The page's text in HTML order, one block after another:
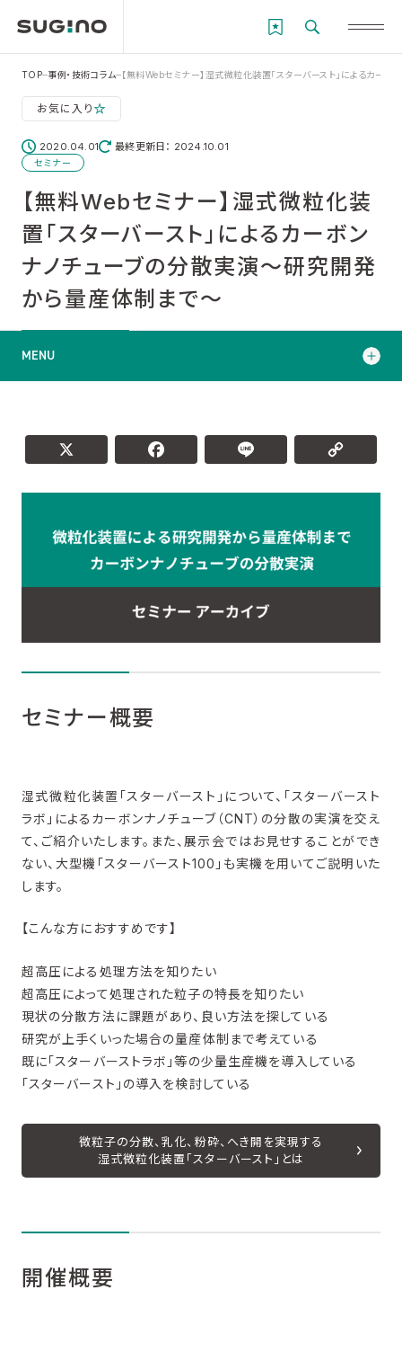
TOP 事例・技術コラム 【無料Webセミナー】湿式微粒化装置「スターバースト」によるカー
お気に入り
2020.04.01 最終更新日： 2024.10.01
セミナー
【無料Webセミナー】湿式微粒化装
置「スターバースト」によるカーボン
ナノチューブの分散実演～研究開発
から量産体制まで～
MENU
開催概要
セミナー概要
湿式微粒化装置「スターバースト」について、「スターバースト
ラボ」によるカーボンナノチューブ（CNT）の分散の実演を交え
て、ご紹介いたします。また、展示会ではお見せすることができ
ない、大型機「スターバースト100」も実機を用いてご説明いた
します。
【こんな方におすすめです】
超高圧による処理方法を知りたい
超高圧によって処理された粒子の特長を知りたい
現状の分散方法に課題があり、良い方法を探している
研究が上手くいった場合の量産体制まで考えている
既に「スターバーストラボ」等の少量生産機を導入している
「スターバースト」の導入を検討している
微粒子の分散、乳化、粉砕、へき開を実現する
湿式微粒化装置「スターバースト」とは
開催概要